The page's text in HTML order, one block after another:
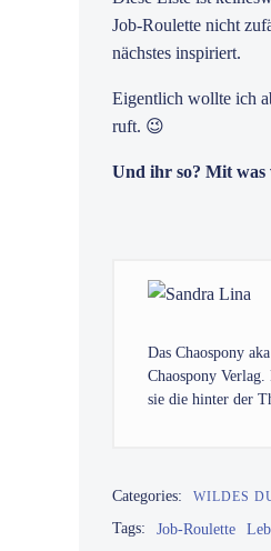
Job-Roulette nicht
nächstes inspiriert.
Eigentlich wollte ich
ruft. 😉
Und ihr so? Mit was
Das Chaospony
Chaospony
sie die hinter der
Categories: WILDES
Tags: Job-Roulette